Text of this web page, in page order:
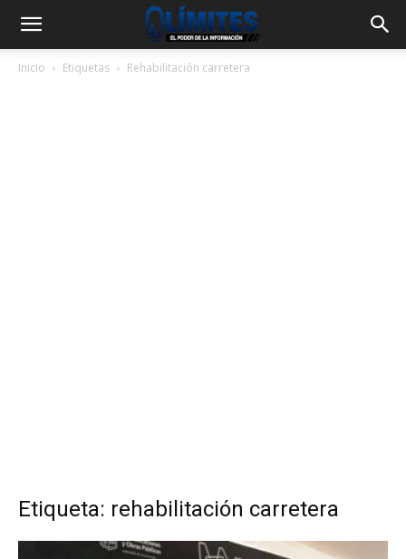
Inicio Etiquetas Rehabilitación carretera
Etiqueta: rehabilitación carretera